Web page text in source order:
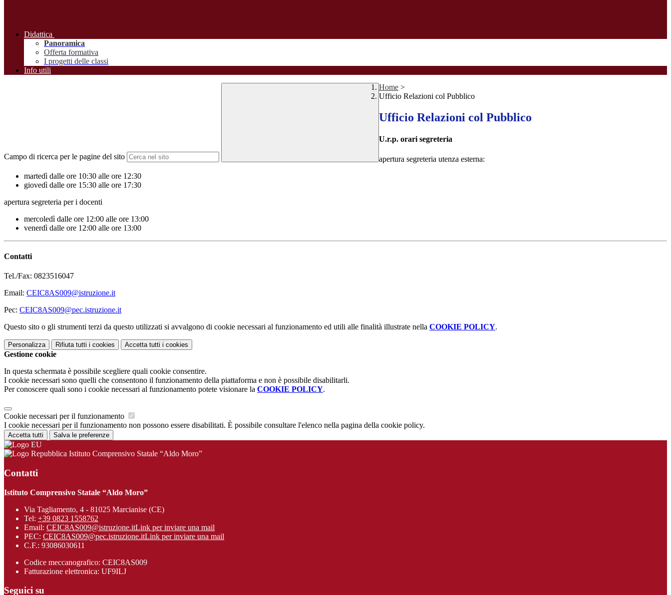
Didattica
Panoramica
Offerta formativa
I progetti delle classi
Info utili
Campo di ricerca per le pagine del sito
Home >
Ufficio Relazioni col Pubblico
Ufficio Relazioni col Pubblico
U.r.p. orari segreteria
apertura segreteria utenza esterna:
martedì dalle ore 10:30 alle ore 12:30
giovedì dalle ore 15:30 alle ore 17:30
apertura segreteria per i docenti
mercoledì dalle ore 12:00 alle ore 13:00
venerdì dalle ore 12:00 alle ore 13:00
Contatti
Tel./Fax: 0823516047
Email: CEIC8AS009@istruzione.it
Pec: CEIC8AS009@pec.istruzione.it
Questo sito o gli strumenti terzi da questo utilizzati si avvalgono di cookie necessari al funzionamento ed utili alle finalità illustrate nella COOKIE POLICY.
Personalizza Rifiuta tutti i cookies Accetta tutti i cookies
Gestione cookie
In questa schermata è possibile scegliere quali cookie consentire.
I cookie necessari sono quelli che consentono il funzionamento della piattaforma e non è possibile disabilitarli.
Per conoscere quali sono i cookie necessari al funzionamento potete visionare la COOKIE POLICY.
Cookie necessari per il funzionamento
I cookie necessari per il funzionamento non possono essere disabilitati. È possibile consultare l'elenco nella pagina della cookie policy.
Accetta tutti Salva le preferenze
Istituto Comprensivo Statale “Aldo Moro”
Contatti
Istituto Comprensivo Statale “Aldo Moro”
Via Tagliamento, 4 - 81025 Marcianise (CE)
Tel: +39 0823 1558762
Email: CEIC8AS009@istruzione.itLink per inviare una mail
PEC: CEIC8AS009@pec.istruzione.itLink per inviare una mail
C.F.: 93086030611
Codice meccanografico: CEIC8AS009
Fatturazione elettronica: UF9ILJ
Seguici su